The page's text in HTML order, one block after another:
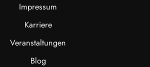
Impressum
Karriere
Veranstaltungen
Blog